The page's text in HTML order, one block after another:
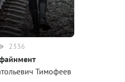
2336
Тимофеев